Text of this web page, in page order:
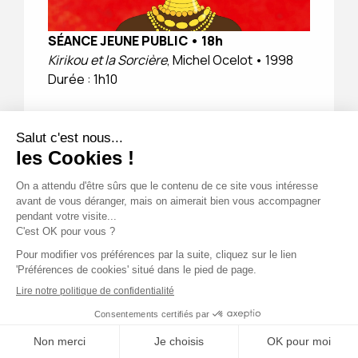
16.08.2026
SÉANCE JEUNE PUBLIC • 18h
Kirikou et la Sorcière, Michel Ocelot • 1998
Durée : 1h10
Résumé
l’Ouest sur lequel la terrible Karaba la Sorcière a jeté
un sort. La source est asséchée et les hommes
disparaissent mystérieusement. Kirikou, sitôt sorti
du ventre de sa mère, veut délivrer le village de
l’emprise maléfique de Karaba qui fait régner la
terreur à l’aide d’une armée de fétiches animés.